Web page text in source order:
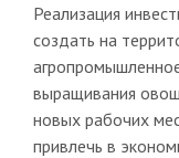
Реализация
создать на
выращивания
новых рабочих
привлечь в